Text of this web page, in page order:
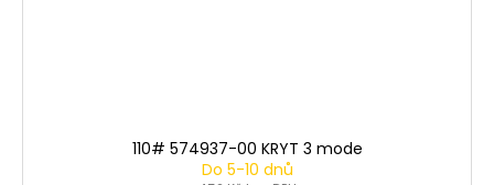
110# 574937-00 KRYT 3 mode
Do 5-10 dnů